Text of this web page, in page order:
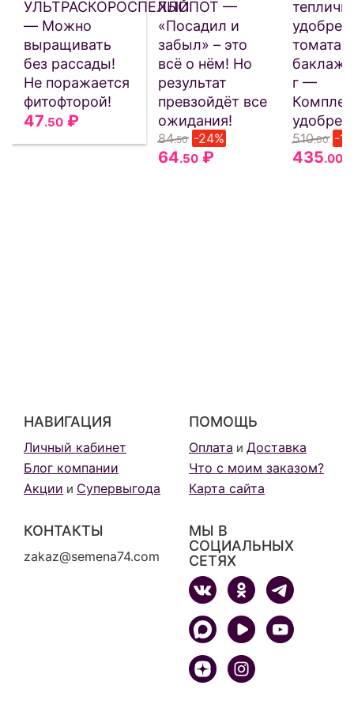
УЛЬТРАСКОРОСПЕЛЫЙ
— Можно
выращивать
без рассады!
Не поражается
фитофторой!
47.50 ₽
ХЛОПОТ —
«Посадил и
забыл» – это
всё о нём! Но
результат
превзойдёт все
ожидания!
84.50 -24%
64.50 ₽
томата,
г —
510.00 -
435.00
НАВИГАЦИЯ
Личный кабинет
Блог компании
Акции и Супервыгода
ПОМОЩЬ
Оплата и Доставка
Что с моим заказом?
Карта сайта
КОНТАКТЫ
zakaz@semena74.com
МЫ В
СОЦИАЛЬНЫХ
СЕТЯХ